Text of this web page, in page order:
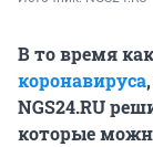
В то время
коронавируса
NGS24.RU
которые